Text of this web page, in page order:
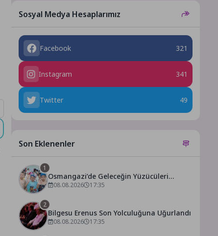
Sosyal Medya Hesaplarımız
Facebook 321
Instagram 341
Twitter 49
Son Eklenenler
1
Osmangazi’de Geleceğin Yüzücüleri
Sertifikalarını Aldı
08.08.2026 17:35
2
Bilgesu Erenus Son Yolculuğuna Uğurlandı
08.08.2026 17:35